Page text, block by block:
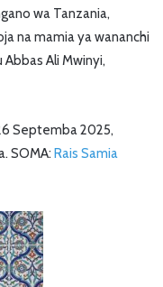
wa Tanzania,
na mamia ya wananchi
Ali Mwinyi,
Septemba 2025,
SOMA: Rais Samia